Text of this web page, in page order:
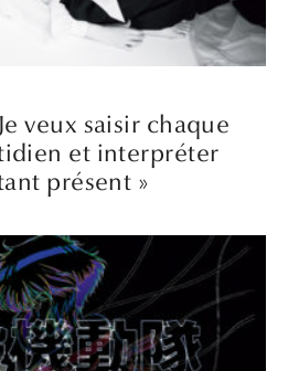
veux saisir chaque
et interpréter
présent »